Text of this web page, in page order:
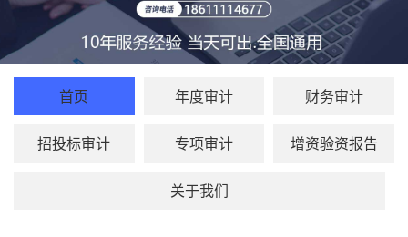
首页 年度审计 财务审计
招投标审计 专项审计 增资验资报告
关于我们